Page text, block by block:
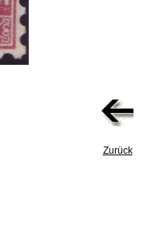
Zurück